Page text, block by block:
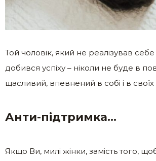
Той чоловік, який не реалізував себе
добився успіху – ніколи не буде в
щасливий, впевнений в собі і в своїх
Анти-підтримка…
Якщо Ви, милі жінки, замість того,